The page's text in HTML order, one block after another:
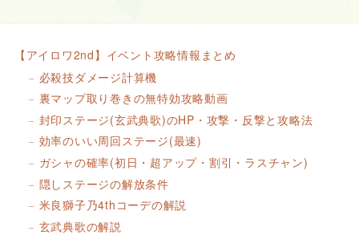
【アイロワ2nd】イベント攻略情報まとめ
必殺技ダメージ計算機
裏マップ取り巻きの無特効攻略動画
封印ステージ(玄武典歌)のHP・攻撃・反撃と攻略法
効率のいい周回ステージ(最速)
ガシャの確率(初日・超アップ・割引・ラスチャン)
隠しステージの解放条件
米良獅子乃4thコーデの解説
玄武典歌の解説